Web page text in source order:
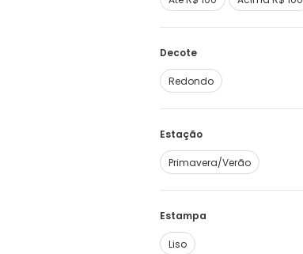
Decote
Redondo
Estação
Primavera/Verão
Estampa
Liso